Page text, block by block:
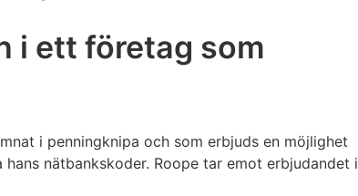
i ett företag som
i penningknipa och som erbjuds en möjlighet
nätbankskoder. Roope tar emot erbjudandet i